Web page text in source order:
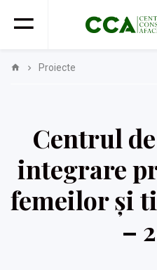
Proiecte
Centrul
integrare
femeilor și
–